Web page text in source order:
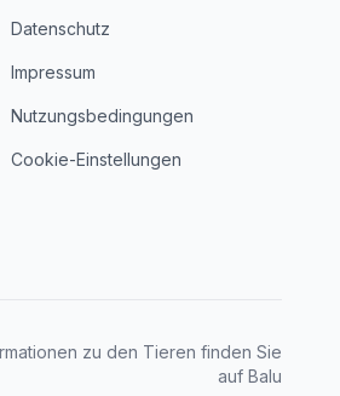
Datenschutz
Impressum
Nutzungsbedingungen
Cookie-Einstellungen
zu den Tieren finden Sie
auf Balu